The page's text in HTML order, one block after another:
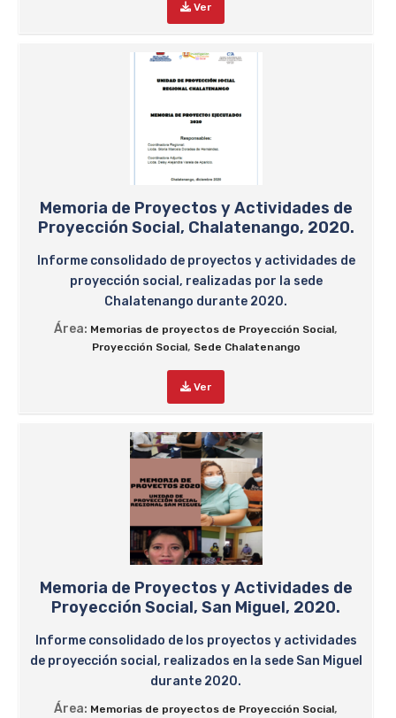
Ver
Memoria de Proyectos y Actividades de
Proyección Social, Chalatenango, 2020.
Informe consolidado de proyectos y actividades de
proyección social, realizadas por la sede
Chalatenango durante 2020.
Área: Memorias de proyectos de Proyección Social,
Proyección Social, Sede Chalatenango
Ver
Memoria de Proyectos y Actividades de
Proyección Social, San Miguel, 2020.
Informe consolidado de los proyectos y actividades
de proyección social, realizados en la sede San Miguel
durante 2020.
Área: Memorias de proyectos de Proyección Social,